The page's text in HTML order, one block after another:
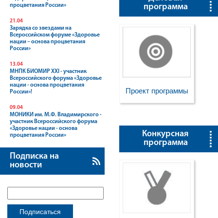
процветания России»
21.04
Зарядка со звездами на
Всероссийском форуме «Здоровье
нации – основа процветания
России»
13.04
МНПК БИОМИР XXI - участник
Всероссийского форума «Здоровье
нации - основа процветания
России»!
09.04
МОНИКИ им. М.Ф. Владимирского -
участник Всероссийского форума
«Здоровье нации - основа
процветания России»
Подписка на
новости
Подписаться
программа
Проект программы
Конкурсная
программа